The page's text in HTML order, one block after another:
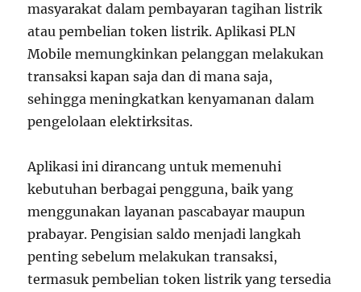
masyarakat dalam pembayaran tagihan listrik
atau pembelian token listrik. Aplikasi PLN
Mobile memungkinkan pelanggan melakukan
transaksi kapan saja dan di mana saja,
sehingga meningkatkan kenyamanan dalam
pengelolaan elektirksitas.
Aplikasi ini dirancang untuk memenuhi
kebutuhan berbagai pengguna, baik yang
menggunakan layanan pascabayar maupun
prabayar. Pengisian saldo menjadi langkah
penting sebelum melakukan transaksi,
termasuk pembelian token listrik yang tersedia